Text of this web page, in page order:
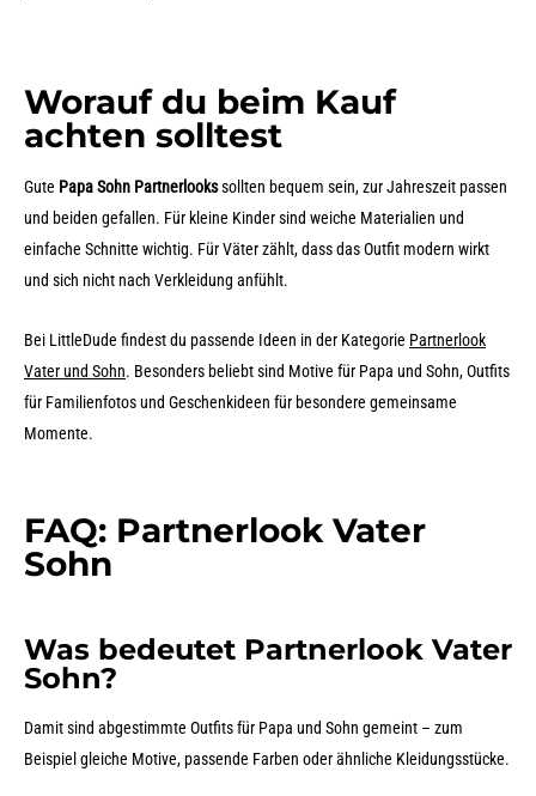
Worauf du beim Kauf
achten solltest
Gute Papa Sohn Partnerlookssollten bequem sein, zur Jahreszeit passen
und beiden gefallen. Für kleine Kinder sind weiche Materialien und
einfache Schnitte wichtig. Für Väter zählt, dass das Outfit modern wirkt
und sich nicht nach Verkleidung anfühlt.
Bei LittleDude findest du passende Ideen in der Kategorie Partnerlook
Vater und Sohn. Besonders beliebt sind Motive für Papa und Sohn, Outfits
für Familienfotos und Geschenkideen für besondere gemeinsame
Momente.
FAQ: Partnerlook Vater
Sohn
Was bedeutet Partnerlook Vater
Sohn?
Damit sind abgestimmte Outfits für Papa und Sohn gemeint – zum
Beispiel gleiche Motive, passende Farben oder ähnliche Kleidungsstücke.